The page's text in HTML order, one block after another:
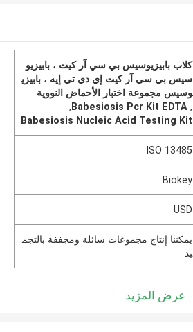
كلاب بابيزيوسيس بي سي آر كيت ، بابيزيو
سيس بي سي آر كيت إي دي تي إيه ، بابيزي
وسيس مجموعة اختبار الأحماض النووية
,
Babesiosis Pcr Kit EDTA
,
Babesiosis Nucleic Acid Testing Kit
ISO 13485
Biokey
USD
يمكننا إنتاج مجموعات سائلة ومجففة بالتجم
يد
عرض المزيد